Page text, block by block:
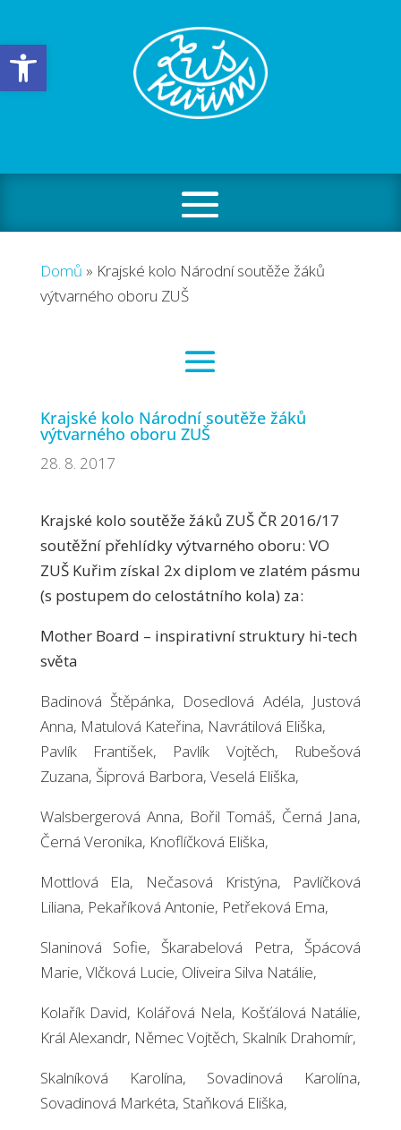
Open toolbar
Domů » Krajské kolo Národní soutěže žáků
výtvarného oboru ZUŠ
Krajské kolo Národní soutěže žáků
výtvarného oboru ZUŠ
28. 8. 2017
Krajské kolo soutěže žáků ZUŠ ČR 2016/17
soutěžní přehlídky výtvarného oboru: VO
ZUŠ Kuřim získal 2x diplom ve zlatém pásmu
(s postupem do celostátního kola) za:
Mother Board – inspirativní struktury hi-tech
světa
Badinová Štěpánka, Dosedlová Adéla, Justová
Anna, Matulová Kateřina, Navrátilová Eliška,
Pavlík František, Pavlík Vojtěch, Rubešová
Zuzana, Šiprová Barbora, Veselá Eliška,
Walsbergerová Anna, Bořil Tomáš, Černá Jana,
Černá Veronika, Knoflíčková Eliška,
Mottlová Ela, Nečasová Kristýna, Pavlíčková
Liliana, Pekaříková Antonie, Petřeková Ema,
Slaninová Sofie, Škarabelová Petra, Špácová
Marie, Vlčková Lucie, Oliveira Silva Natálie,
Kolařík David, Kolářová Nela, Košťálová Natálie,
Král Alexandr, Němec Vojtěch, Skalník Drahomír,
Skalníková Karolína, Sovadinová Karolína,
Sovadinová Markéta, Staňková Eliška,